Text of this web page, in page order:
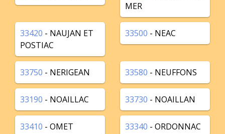
MER
33420 - NAUJAN ET
POSTIAC
33500 - NEAC
33750 - NERIGEAN 33580 - NEUFFONS
33190 - NOAILLAC 33730 - NOAILLAN
33410 - OMET 33340 - ORDONNAC